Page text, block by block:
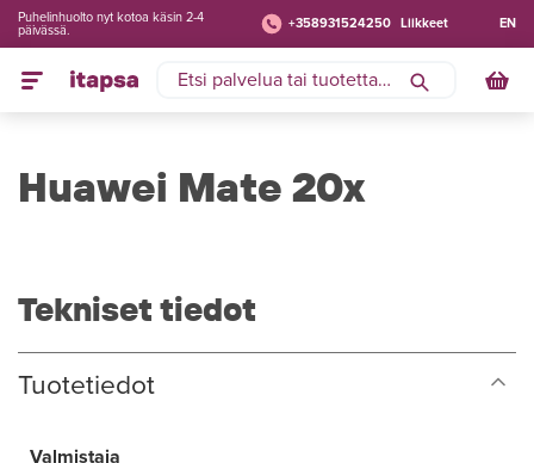
+358931524250 Liikkeet
Puhelinhuolto nyt kotoa käsin 2-4
päivässä.
EN
Huawei Mate 20x
Tekniset tiedot
Tuotetiedot
Valmistaja